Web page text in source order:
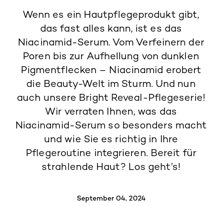
Wenn es ein Hautpflegeprodukt gibt,
das fast alles kann, ist es das
Niacinamid-Serum. Vom Verfeinern der
Poren bis zur Aufhellung von dunklen
Pigmentflecken – Niacinamid erobert
die Beauty-Welt im Sturm. Und nun
auch unsere Bright Reveal-Pflegeserie!
Wir verraten Ihnen, was das
Niacinamid-Serum so besonders macht
und wie Sie es richtig in Ihre
Pflegeroutine integrieren. Bereit für
strahlende Haut? Los geht’s!
September 04, 2024